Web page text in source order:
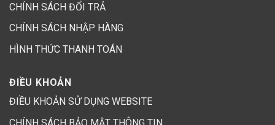
CHÍNH SÁCH ĐỔI TRẢ
CHÍNH SÁCH NHẬP HÀNG
HÌNH THỨC THANH TOÁN
ĐIỀU KHOẢN
ĐIỀU KHOẢN SỬ DỤNG WEBSITE